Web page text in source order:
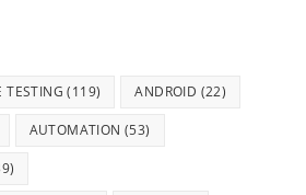
TESTING (119) ANDROID (22)
AUTOMATION (53)